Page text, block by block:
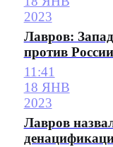
2023
Лавров:
против
11:41
18 ЯНВ
2023
Лавров